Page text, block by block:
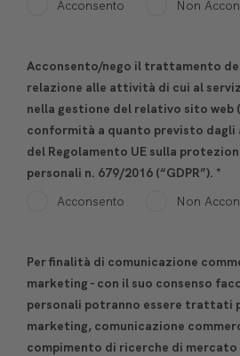
Acconsento
Non
Acconsento/nego il trattamento
relazione alle attività di cui al
nella gestione del relativo sito web
conformità a quanto previsto dagli
del Regolamento UE sulla
personali n. 679/2016 (“GDPR”). *
Acconsento
Non
Per finalità di comunicazione
marketing - con il suo consenso
personali potranno essere trattati
marketing, comunicazione
compimento di ricerche di